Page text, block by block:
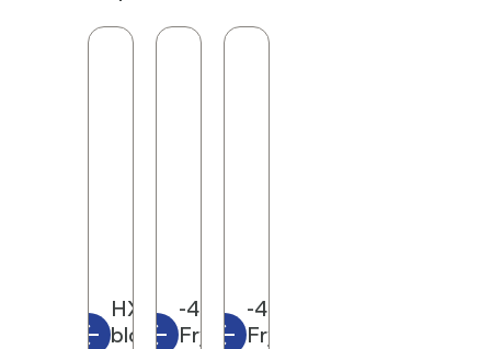
kjøleskapet tenkt å
HXC-629
blodbankskap
-45°C
Frysebokser
-45°C
Fryseskap